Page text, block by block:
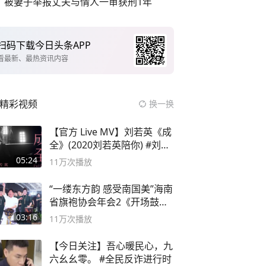
码下载今日头条APP
最新、最热资讯内容
精彩视频 换一换
05:24
【官方 Live MV】刘若英《成
全》(2020刘若英陪你) #刘若
英 #成全
11万次播放
03:16
“一缕东方韵 感受南国美”海南
省旗袍协会年会2《开场鼓》
二团
11万次播放
【今日关注】吾心暖民心，九
六幺幺零。 #全民反诈进行时